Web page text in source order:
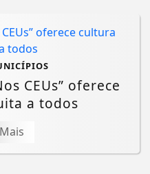
CEUs” oferece
a todos